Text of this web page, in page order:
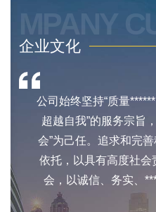
MPANY
企业文化
公司始终坚持“质量
超越自我”的服务宗旨
会”为己任。追求和完
依托，以具有高度社会
会，以诚信、务实、